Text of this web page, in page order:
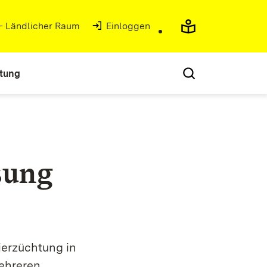
Ländlicher Raum (Öffnet in neuem Fenster)
Einloggen
in